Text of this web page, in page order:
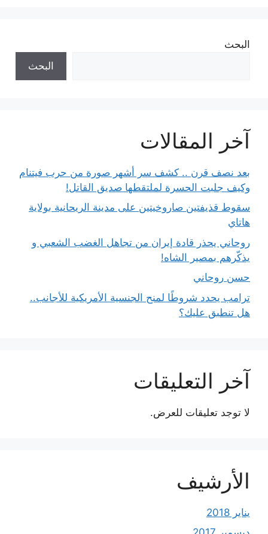
البحث
البحث
آخر المقالات
بعد نصف قرن .. كشف سر أشهر صورة من حرب فيتنام
وكيف جلبت الحسرة لملتقطها صديق القاتل!
سقوط قذيفتين صاروخيتين على مدينة الريحانية بولاية
هاتاي
روحاني يحذر قادة إيران من تجاهل الغضب الشعبي و
يذكّرهم بمصير الشاه!
حسن روحاني
ترامب يحدد شروطًا لمنح الجنسية الأمريكية للأجانب..
هل تنطبق عليك؟
آخر التعليقات
لا توجد تعليقات للعرض.
الأرشيف
يناير 2018